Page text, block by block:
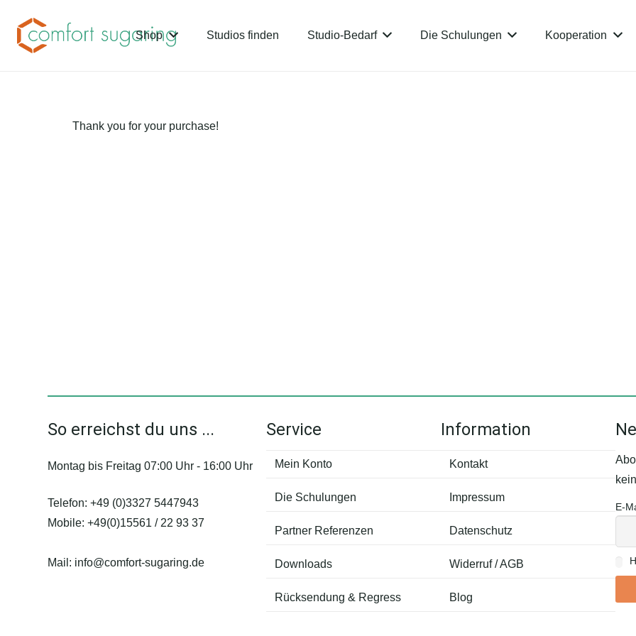
Shop Studios finden Studio-Bedarf Die Schulungen Kooperation
Thank you for your purchase!
So erreichst du uns ...
Montag bis Freitag 07:00 Uhr - 16:00 Uhr
Telefon:+49 (0)3327 5447943
Mobile:+49(0)15561 / 22 93 37
Mail: info@comfort-sugaring.de
Service
Mein Konto
Die Schulungen
Partner Referenzen
Downloads
Rücksendung & Regress
Information
Kontakt
Impressum
Datenschutz
Widerruf / AGB
Blog
E-